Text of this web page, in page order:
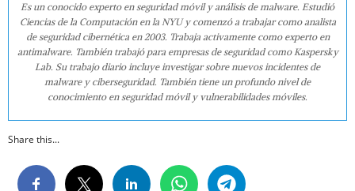
Es un conocido experto en seguridad móvil y análisis de malware. Estudió
Ciencias de la Computación en la NYU y comenzó a trabajar como analista
de seguridad cibernética en 2003. Trabaja activamente como experto en
antimalware. También trabajó para empresas de seguridad como Kaspersky
Lab. Su trabajo diario incluye investigar sobre nuevos incidentes de
malware y ciberseguridad. También tiene un profundo nivel de
conocimiento en seguridad móvil y vulnerabilidades móviles.
Share this...